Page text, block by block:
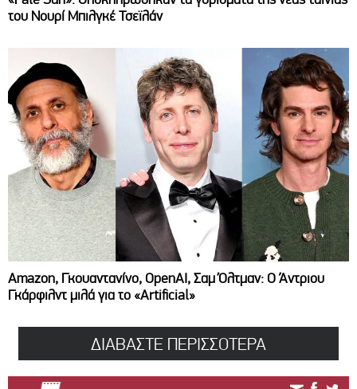
του Νουρί Μπιλγκέ Τσεϊλάν
Amazon, Γκουαντανίνο, OpenAI, Σαμ Όλτμαν: Ο Άντριου
Γκάρφιλντ μιλά για το «Artificial»
ΔΙΑΒΑΣΤΕ ΠΕΡΙΣΣΟΤΕΡΑ